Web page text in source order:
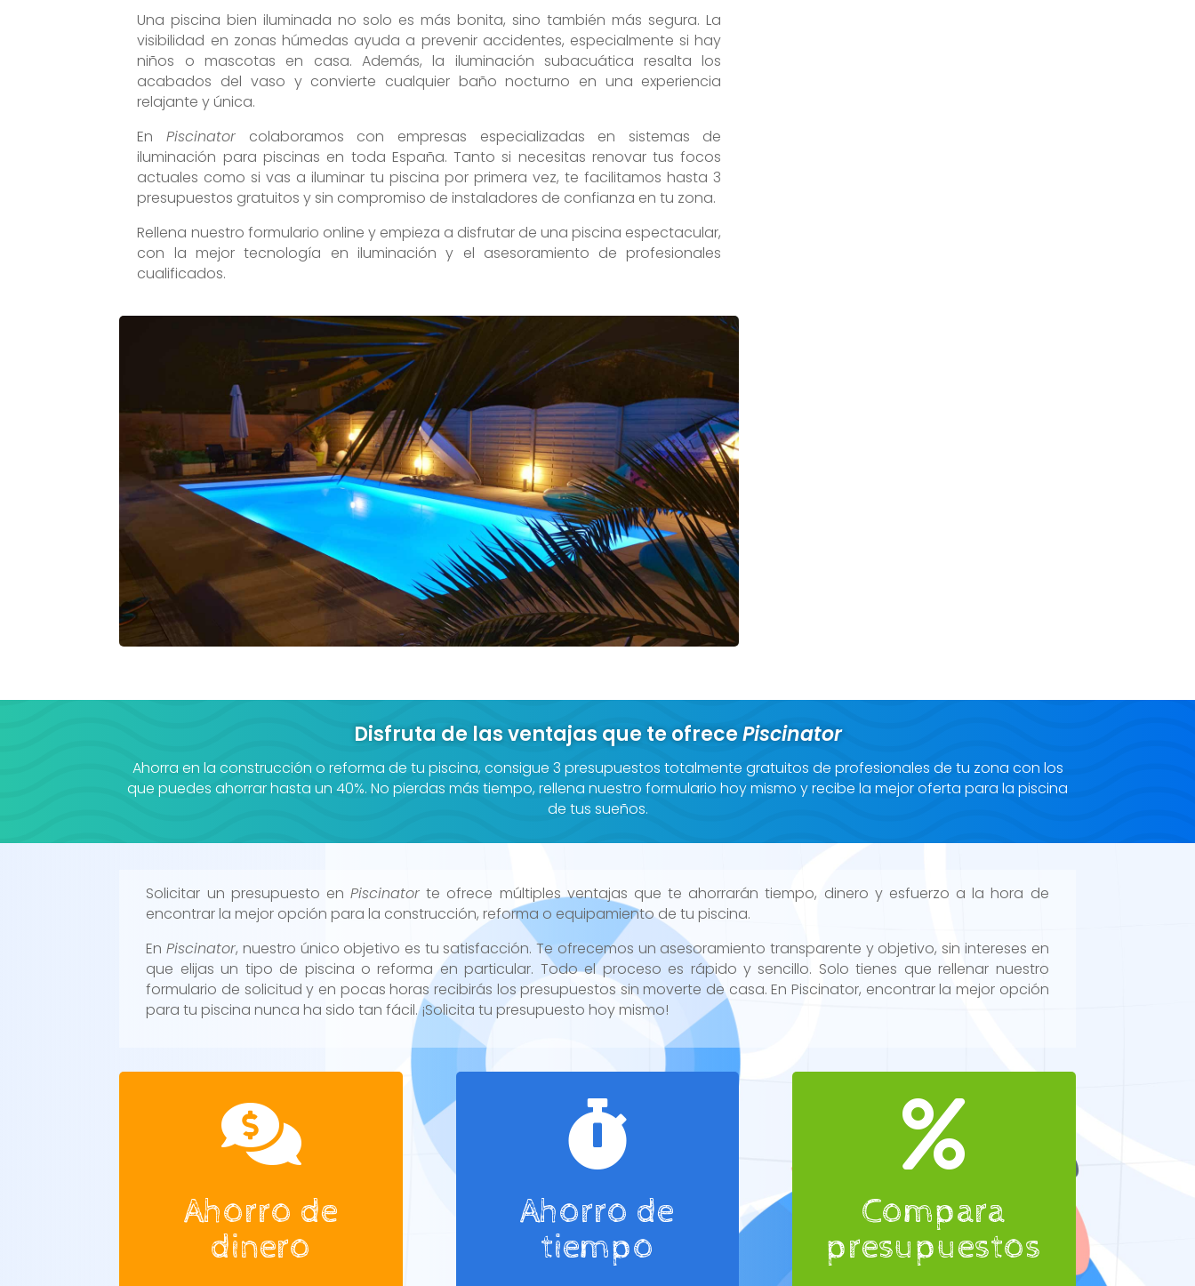
Una piscina bien iluminada no solo es más bonita, sino también más segura. La
visibilidad en zonas húmedas ayuda a prevenir accidentes, especialmente si hay
niños o mascotas en casa. Además, la iluminación subacuática resalta los
acabados del vaso y convierte cualquier baño nocturno en una experiencia
relajante y única.
EnPiscinator colaboramos con empresas especializadas en sistemas de
iluminación para piscinas en toda España. Tanto si necesitas renovar tus focos
actuales como si vas a iluminar tu piscina por primera vez, te facilitamos hasta 3
presupuestos gratuitos y sin compromiso de instaladores de confianza en tu zona.
Rellena nuestro formulario online y empieza a disfrutar de una piscina espectacular,
con la mejor tecnología en iluminación y el asesoramiento de profesionales
cualificados.
Disfruta de las ventajas que te ofrecePiscinator
Ahorra en la construcción o reforma de tu piscina, consigue 3 presupuestos totalmente gratuitos de profesionales de tu zona con los
que puedes ahorrar hasta un 40%. No pierdas más tiempo, rellena nuestro formulario hoy mismo y recibe la mejor oferta para la piscina
de tus sueños.
Solicitar un presupuesto enPiscinator te ofrece múltiples ventajas que te ahorrarán tiempo, dinero y esfuerzo a la hora de
encontrar la mejor opción para la construcción, reforma o equipamiento de tu piscina.
EnPiscinator, nuestro único objetivo es tu satisfacción. Te ofrecemos un asesoramiento transparente y objetivo, sin intereses en
que elijas un tipo de piscina o reforma en particular. Todo el proceso es rápido y sencillo. Solo tienes que rellenar nuestro
formulario de solicitud y en pocas horas recibirás los presupuestos sin moverte de casa. En Piscinator, encontrar la mejor opción
para tu piscina nunca ha sido tan fácil. ¡Solicita tu presupuesto hoy mismo!

Ahorro de
dinero

Ahorro de
tiempo

Compara
presupuestos